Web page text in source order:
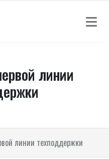
линии
линии техподдержки